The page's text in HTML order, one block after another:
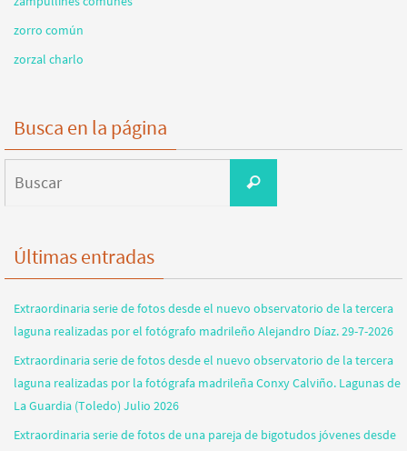
zorro común
zorzal charlo
Busca en la página
Buscar
Últimas entradas
Extraordinaria serie de fotos desde el nuevo observatorio de la tercera
laguna realizadas por el fotógrafo madrileño Alejandro Díaz. 29-7-2026
Extraordinaria serie de fotos desde el nuevo observatorio de la tercera
laguna realizadas por la fotógrafa madrileña Conxy Calviño. Lagunas de
La Guardia (Toledo) Julio 2026
Extraordinaria serie de fotos de una pareja de bigotudos jóvenes desde